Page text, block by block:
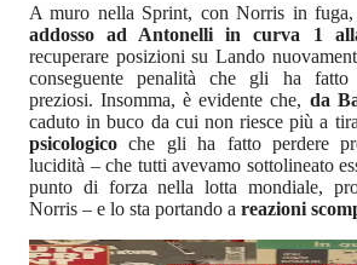
A muro nella Sprint, con Norris in
addosso ad Antonelli in curva 1
recuperare posizioni su Lando
conseguente penalità che gli ha
preziosi. Insomma, è evidente che, da
caduto in buco da cui non riesce più a
psicologico che gli ha fatto perdere
lucidità – che tutti avevamo sottolineato
punto di forza nella lotta mondiale,
Norris – e lo sta portando a reazioni